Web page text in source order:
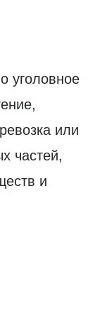
уголовное
или
частей,
и